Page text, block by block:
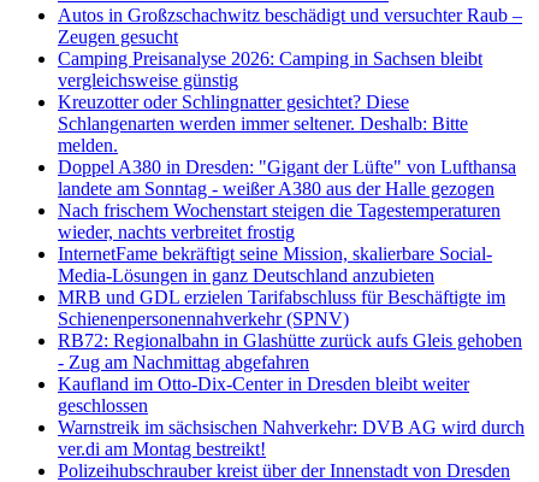
Autos in Großzschachwitz beschädigt und versuchter Raub –
Zeugen gesucht
Camping Preisanalyse 2026: Camping in Sachsen bleibt
vergleichsweise günstig
Kreuzotter oder Schlingnatter gesichtet? Diese
Schlangenarten werden immer seltener. Deshalb: Bitte
melden.
Doppel A380 in Dresden: "Gigant der Lüfte" von Lufthansa
landete am Sonntag - weißer A380 aus der Halle gezogen
Nach frischem Wochenstart steigen die Tagestemperaturen
wieder, nachts verbreitet frostig
InternetFame bekräftigt seine Mission, skalierbare Social-
Media-Lösungen in ganz Deutschland anzubieten
MRB und GDL erzielen Tarifabschluss für Beschäftigte im
Schienenpersonennahverkehr (SPNV)
RB72: Regionalbahn in Glashütte zurück aufs Gleis gehoben
- Zug am Nachmittag abgefahren
Kaufland im Otto-Dix-Center in Dresden bleibt weiter
geschlossen
Warnstreik im sächsischen Nahverkehr: DVB AG wird durch
ver.di am Montag bestreikt!
Polizeihubschrauber kreist über der Innenstadt von Dresden